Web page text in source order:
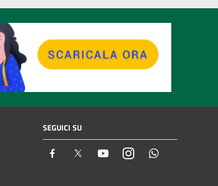
SEGUICI SU
Facebook Twitter YoutubeInstagram